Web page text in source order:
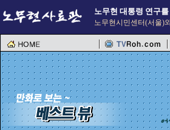
노무현 대통령 연구
노무현시민센터(서울)